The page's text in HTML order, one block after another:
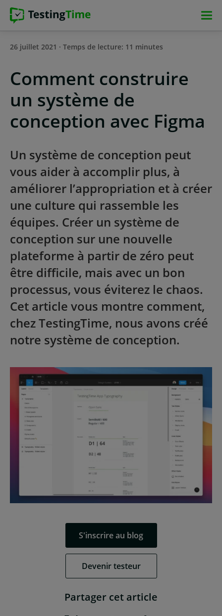
Aller
navigation
Aller
navigation
Aller
au
principal
Aller
au
de
26 juillet 2021 · Temps de lecture: 11 minutes
Comment construire
un système de
conception avec Figma
Un système de conception peut
vous aider à accomplir plus, à
améliorer l’appropriation et à créer
une culture qui rassemble les
équipes. Créer un système de
conception sur une nouvelle
plateforme à partir de zéro peut
être difficile, mais avec un bon
processus, vous éviterez le chaos.
Cet article vous montre comment,
chez TestingTime, nous avons créé
notre système de conception.
S'inscrire au blog
Devenir testeur
Partager cet article